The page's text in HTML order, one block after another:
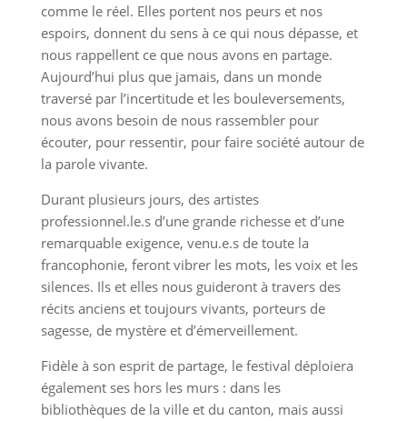
comme le réel. Elles portent nos peurs et nos
espoirs, donnent du sens à ce qui nous dépasse, et
nous rappellent ce que nous avons en partage.
Aujourd’hui plus que jamais, dans un monde
traversé par l’incertitude et les bouleversements,
nous avons besoin de nous rassembler pour
écouter, pour ressentir, pour faire société autour de
la parole vivante.
Durant plusieurs jours, des artistes
professionnel.le.s d’une grande richesse et d’une
remarquable exigence, venu.e.s de toute la
francophonie, feront vibrer les mots, les voix et les
silences. Ils et elles nous guideront à travers des
récits anciens et toujours vivants, porteurs de
sagesse, de mystère et d’émerveillement.
Fidèle à son esprit de partage, le festival déploiera
également ses hors les murs : dans les
bibliothèques de la ville et du canton, mais aussi